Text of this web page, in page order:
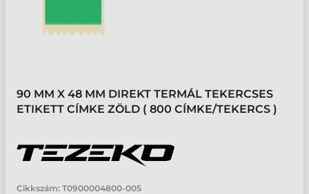
90 MM X 48 MM DIREKT TERMÁL TEKERCSES
ETIKETT CÍMKE ZÖLD ( 800 CÍMKE/TEKERCS )
Cikkszám: T0900004800-005